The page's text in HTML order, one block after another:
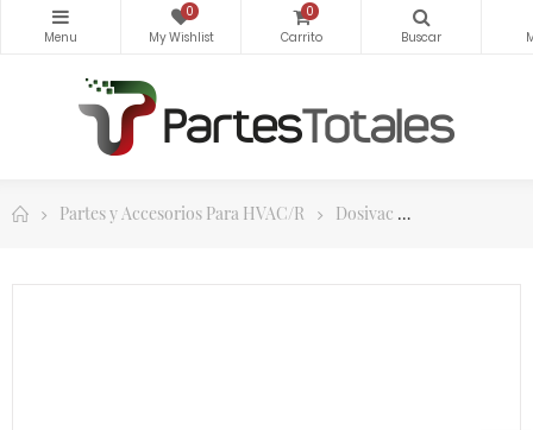
0 0
Partes y Accesorios Para HVAC/R Dosivac